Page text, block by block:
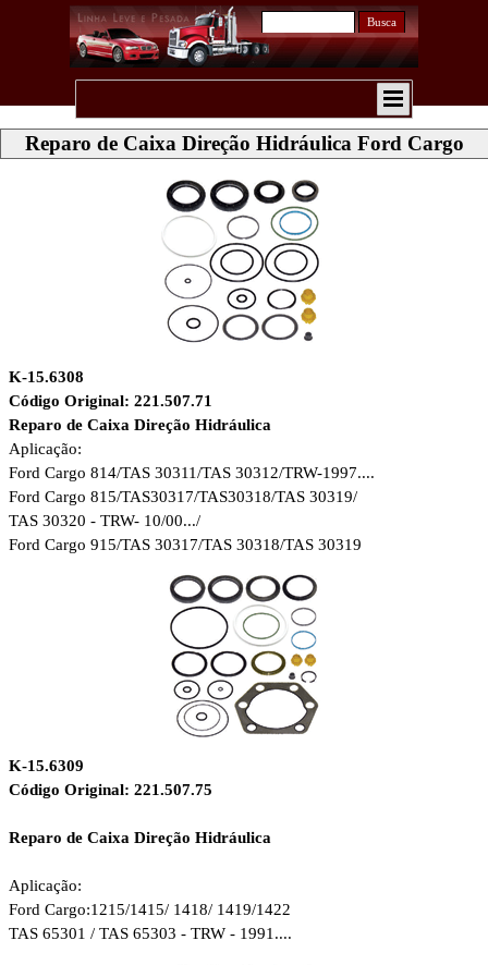
Busca
Reparo de Caixa Direção Hidráulica Ford Cargo
K-15.6308
Código Original: 221.507.71
Reparo de Caixa Direção Hidráulica
Aplicação:
Ford Cargo 814/TAS 30311/TAS 30312/TRW-1997....
Ford Cargo 815/TAS30317/TAS30318/TAS 30319/
TAS 30320 - TRW- 10/00.../
Ford Cargo 915/TAS 30317/TAS 30318/TAS 30319
K-15.6309
Código Original: 221.507.75
Reparo de Caixa Direção Hidráulica
Aplicação:
Ford Cargo:1215/1415/ 1418/ 1419/1422
TAS 65301 / TAS 65303 - TRW - 1991....